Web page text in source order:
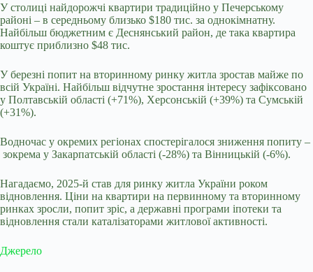
У столиці найдорожчі квартири традиційно у Печерському
районі – в середньому близько $180 тис. за однокімнатну.
Найбільш бюджетним є Деснянський район, де така квартира
коштує приблизно $48 тис.
У березні попит на вторинному ринку житла зростав майже по
всій Україні. Найбільш відчутне зростання інтересу зафіксовано
у Полтавській області (+71%), Херсонській (+39%) та Сумській
(+31%).
Водночас у окремих регіонах спостерігалося зниження попиту –
зокрема у Закарпатській області (-28%) та Вінницькій (-6%).
Нагадаємо, 2025-й став для ринку житла України роком
відновлення. Ціни на квартири на первинному та вторинному
ринках зросли, попит зріс, а державні програми іпотеки та
відновлення стали каталізаторами житлової активності.
Джерело